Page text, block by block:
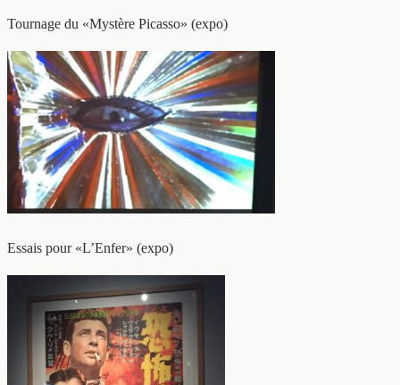
Tournage du «Mystère Picasso» (expo)
Essais pour «L’Enfer» (expo)